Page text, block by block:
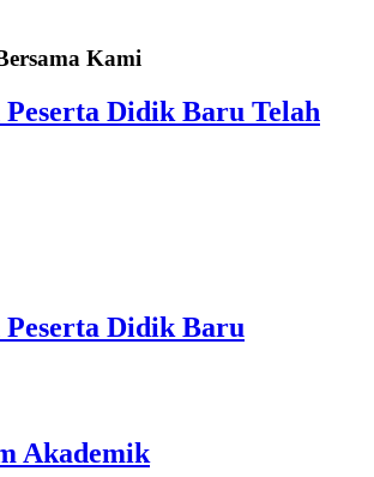
Kami
Didik Baru Telah
Didik Baru
Akademik